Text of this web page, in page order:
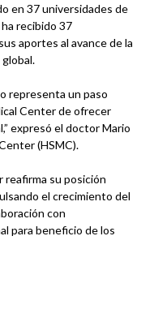
en 37 universidades de
recibido 37
aportes al avance de la
representa un paso
Center de ofrecer
expresó el doctor Mario
(HSMC).
reafirma su posición
el crecimiento del
con
para beneficio de los